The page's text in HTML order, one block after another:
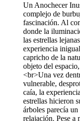
Un Anochecer
complejo de
fascinación. Al
donde la
las estrellas
experiencia
capricho de la
objeto del
<br>Una vez
vulnerable,
caía, la
estrellas hicieron
árboles parecía
relajación. Pese a